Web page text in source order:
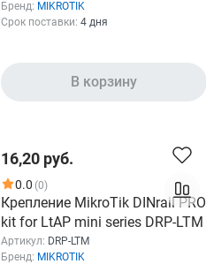
болтиками, ножками,
заземлением
Бренд: MIKROTIK
Срок поставки: 4 дня
В корзину
16,20 руб.
0.0 (0)
Крепление MikroTik DINrail PRO
kit for LtAP mini series DRP-LTM
Артикул: DRP-LTM
Бренд: MIKROTIK